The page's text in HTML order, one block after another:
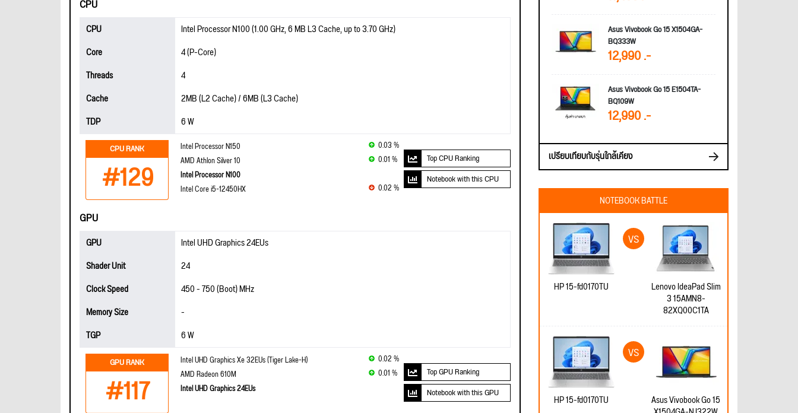
CPU
CPU
Intel Processor N100 (1.00 GHz, 6 MB L3 Cache, up to 3.70 GHz)
Core
4 (P-Core)
Threads
4
Cache
2MB (L2 Cache) / 6MB (L3 Cache)
TDP
6 W
CPU RANK
#129
Intel Processor N150
0.03 %
AMD Athlon Silver 10
0.01 %
Intel Processor N100
Intel Core i5-12450HX
0.02 %
Top CPU Ranking
Notebook with this CPU
GPU
GPU
Intel UHD Graphics 24EUs
Shader Unit
24
Clock Speed
450 - 750 (Boot) MHz
Memory Size
-
TGP
6 W
GPU RANK
#117
Intel UHD Graphics Xe 32EUs (Tiger Lake-H)
0.02 %
AMD Radeon 610M
0.01 %
Intel UHD Graphics 24EUs
Top GPU Ranking
Notebook with this GPU
Asus Vivobook Go 15 X1504GA-
BQ333W
12,990 .-
Asus Vivobook Go 15 E1504TA-
BQ109W
12,990 .-
เปรียบเทียบกับรุ่นใกล้เคียง
NOTEBOOK BATTLE
HP 15-fd0170TU Lenovo IdeaPad Slim
3 15AMN8-
82XQ00C1TA
HP 15-fd0170TU Asus Vivobook Go 15